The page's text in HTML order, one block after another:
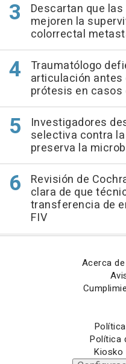
Descartan que
mejoren la
colorrectal
Traumatólogo
articulación
prótesis en
Investigadores
selectiva contra
preserva la
Revisión de
clara de que
transferencia de
FIV
Acerca
Política
Kiosko